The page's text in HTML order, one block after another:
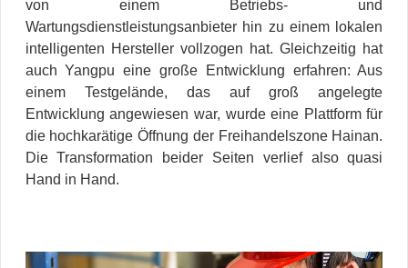
von einem Betriebs- und
Wartungsdienstleistungsanbieter hin zu einem lokalen
intelligenten Hersteller vollzogen hat. Gleichzeitig hat
auch Yangpu eine große Entwicklung erfahren: Aus
einem Testgelände, das auf groß angelegte
Entwicklung angewiesen war, wurde eine Plattform für
die hochkarätige Öffnung der Freihandelszone Hainan.
Die Transformation beider Seiten verlief also quasi
Hand in Hand.